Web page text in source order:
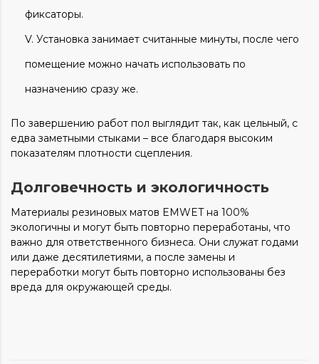
фиксаторы.
Установка занимает считанные минуты, после чего
помещение можно начать использовать по
назначению сразу же.
По завершению работ пол выглядит так, как цельный, с
едва заметными стыками – все благодаря высоким
показателям плотности сцепления.
Долговечность и экологичность
Материалы резиновых матов EMWET на 100%
экологичны и могут быть повторно переработаны, что
важно для ответственного бизнеса. Они служат годами
или даже десятилетиями, а после замены и
переработки могут быть повторно использованы без
вреда для окружающей среды.